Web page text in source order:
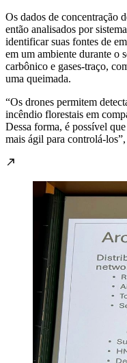
Os dados de concentração
então analisados por
identificar suas fontes de
em um ambiente durante o
carbônico e gases-traço,
uma queimada.
“Os drones permitem
incêndio florestais em
Dessa forma, é possível
mais ágil para controlá-